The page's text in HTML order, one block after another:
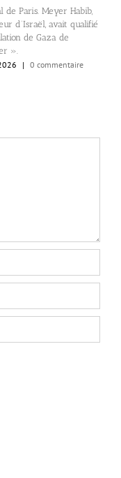
de Paris. Meyer Habib,
d’Israël, avait qualifié
de Gaza de
».
| 0 commentaire